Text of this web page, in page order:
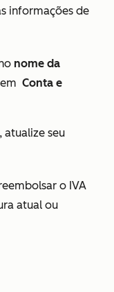
informações de
nome da
Conta e
, atualize seu
o IVA
atual ou